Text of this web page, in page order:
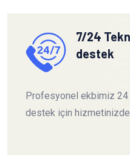
7/24
destek
Profesyonel ekbimiz 24
destek için hizmetinizde.